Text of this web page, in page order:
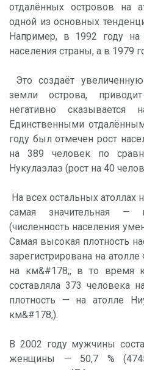
отдалённых островов на
одной из основных
Например, в 1992 году
населения страны, а в 1979
Это создаёт
земли острова,
негативно сказывается
Единственными
году был отмечен рост
на 389 человек по
Нукулаэлаэ (рост на 40
На всех остальных атоллах
самая значительная —
(численность населения
Самая высокая плотность
зарегистрирована на
на км&#178;, в то время
составляла 373 человека
плотность — на атолле
км&#178;).
В 2002 году мужчины
женщины — 50,7 % (4745